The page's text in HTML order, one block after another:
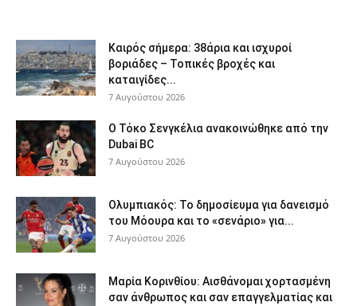
Καιρός σήμερα: 38άρια και ισχυροί
βοριάδες – Τοπικές βροχές και
καταιγίδες...
7 Αυγούστου 2026
Ο Τόκο Σενγκέλια ανακοινώθηκε από την
Dubai BC
7 Αυγούστου 2026
Ολυμπιακός: Το δημοσίευμα για δανεισμό
του Μόουρα και το «σενάριο» για...
7 Αυγούστου 2026
Μαρία Κορινθίου: Αισθάνομαι χορτασμένη
σαν άνθρωπος και σαν επαγγελματίας και